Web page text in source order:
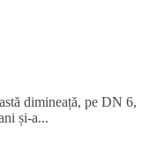
dimineață, pe DN 6,
și-a...